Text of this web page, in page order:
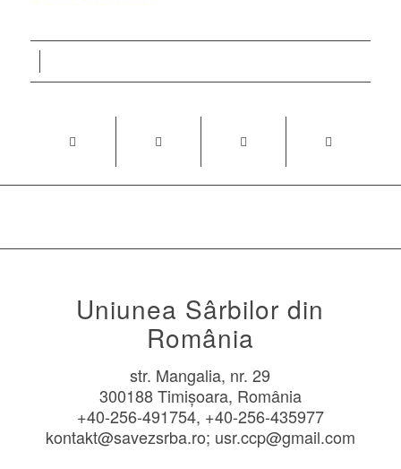
Uniunea Sârbilor din
România
str. Mangalia, nr. 29
300188 Timișoara, România
+40-256-491754, +40-256-435977
kontakt@savezsrba.ro; usr.ccp@gmail.com